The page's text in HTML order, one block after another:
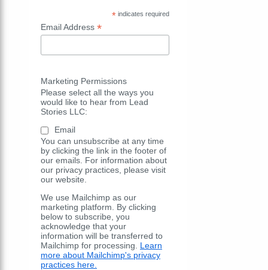
* indicates required
Email Address *
Marketing Permissions
Please select all the ways you
would like to hear from Lead
Stories LLC:
Email
You can unsubscribe at any time
by clicking the link in the footer of
our emails. For information about
our privacy practices, please visit
our website.
We use Mailchimp as our
marketing platform. By clicking
below to subscribe, you
acknowledge that your
information will be transferred to
Mailchimp for processing. Learn
more about Mailchimp's privacy
practices here.